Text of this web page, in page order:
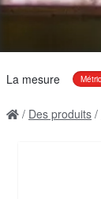
La mesure
Des produits